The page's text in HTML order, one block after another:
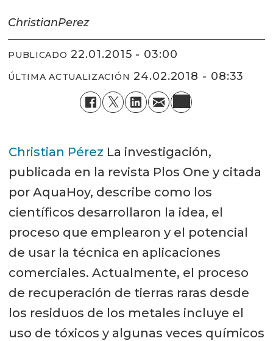
ChristianPerez
PUBLICADO 22.01.2015 - 03:00
ÚLTIMA ACTUALIZACIÓN 24.02.2018 - 08:33
Christian Pérez La investigación,
publicada en la revista Plos One y citada
por AquaHoy, describe como los
científicos desarrollaron la idea, el
proceso que emplearon y el potencial
de usar la técnica en aplicaciones
comerciales. Actualmente, el proceso
de recuperación de tierras raras desde
los residuos de los metales incluye el
uso de tóxicos y algunas veces químicos